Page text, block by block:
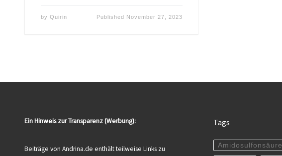
by Quirin Published November 27, 2023
Ein Hinweis zur Transparenz (Werbung):
Beiträge von Andrina.de enthält teilweise Links zu
Tags
Amidosulfonsäure